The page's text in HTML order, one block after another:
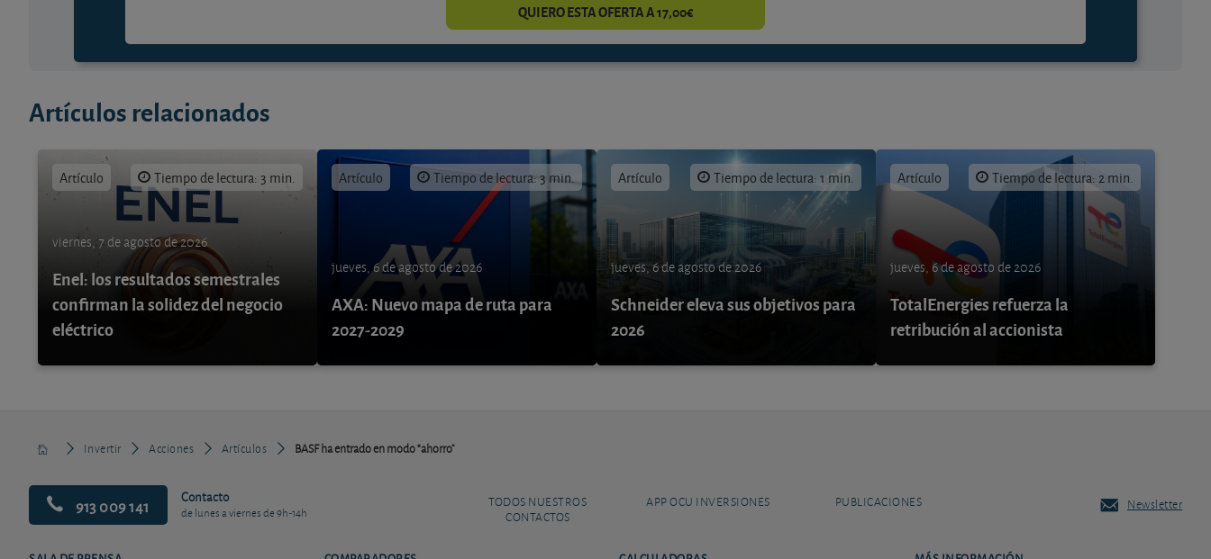
QUIERO ESTA OFERTA A 17,00€
Artículos relacionados
Artículo Tiempo de lectura: 3 min.
viernes, 7 de agosto de 2026
Enel: los resultados semestrales
confirman la solidez del negocio
eléctrico
Artículo Tiempo de lectura: 3 min.
jueves, 6 de agosto de 2026
AXA: Nuevo mapa de ruta para
2027-2029
Artículo Tiempo de lectura: 1 min.
jueves, 6 de agosto de 2026
Schneider eleva sus objetivos para
2026
Artículo Tiempo de lectura: 2 min.
jueves, 6 de agosto de 2026
TotalEnergies refuerza la
retribución al accionista
Invertir Acciones Artículos BASF ha entrado en modo “ahorro"
913 009 141 Contacto
de lunes a viernes de 9h-14h
TODOS NUESTROS
CONTACTOS
APP OCU INVERSIONES PUBLICACIONES Newsletter